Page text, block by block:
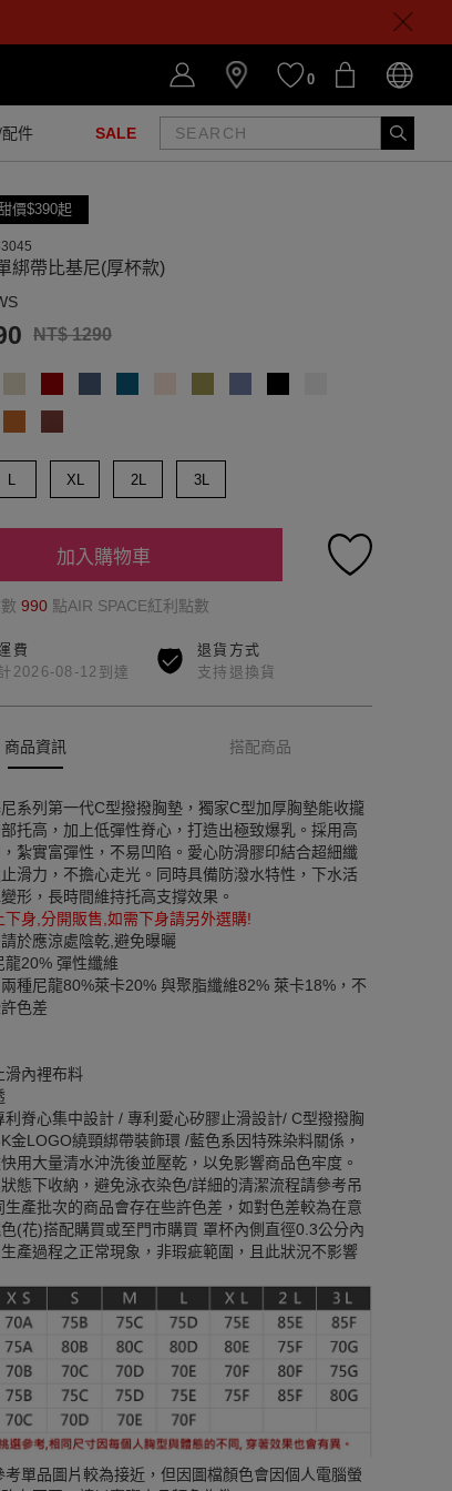
0
件 SALE
價$390起
綁帶比基尼(厚杯款)
NT$ 1290
L XL 2L 3L
加入購物車
990 點AIR SPACE紅利點數
費
2026-08-12到達
退貨方式
支持退換貨
商品資訊 搭配商品
系列第一代C型撥撥胸墊，獨家C型加厚胸墊能收攏
托高，加上低彈性脊心，打造出極致爆乳。採用高
紮實富彈性，不易凹陷。愛心防滑膠印結合超細纖
滑力，不擔心走光。同時具備防潑水特性，下水活
形，長時間維持托高支撐效果。
身,分開販售,如需下身請另外選購!
於應涼處陰乾,避免曝曬
龍20% 彈性纖維
種尼龍80%萊卡20% 與聚脂纖維82% 萊卡18%，不
色差
滑內裡布料
利脊心集中設計 / 專利愛心矽膠止滑設計/ C型撥撥胸
金LOGO繞頸綁帶裝飾環 /藍色系因特殊染料關係，
快用大量清水沖洗後並壓乾，以免影響商品色牢度。
態下收納，避免泳衣染色/詳細的清潔流程請參考吊
生產批次的商品會存在些許色差，如對色差較為在意
(花)搭配購買或至門市購買 罩杯內側直徑0.3公分內
產過程之正常現象，非瑕疵範圍，且此狀況不影響
單品圖片較為接近，但因圖檔顏色會因個人電腦螢